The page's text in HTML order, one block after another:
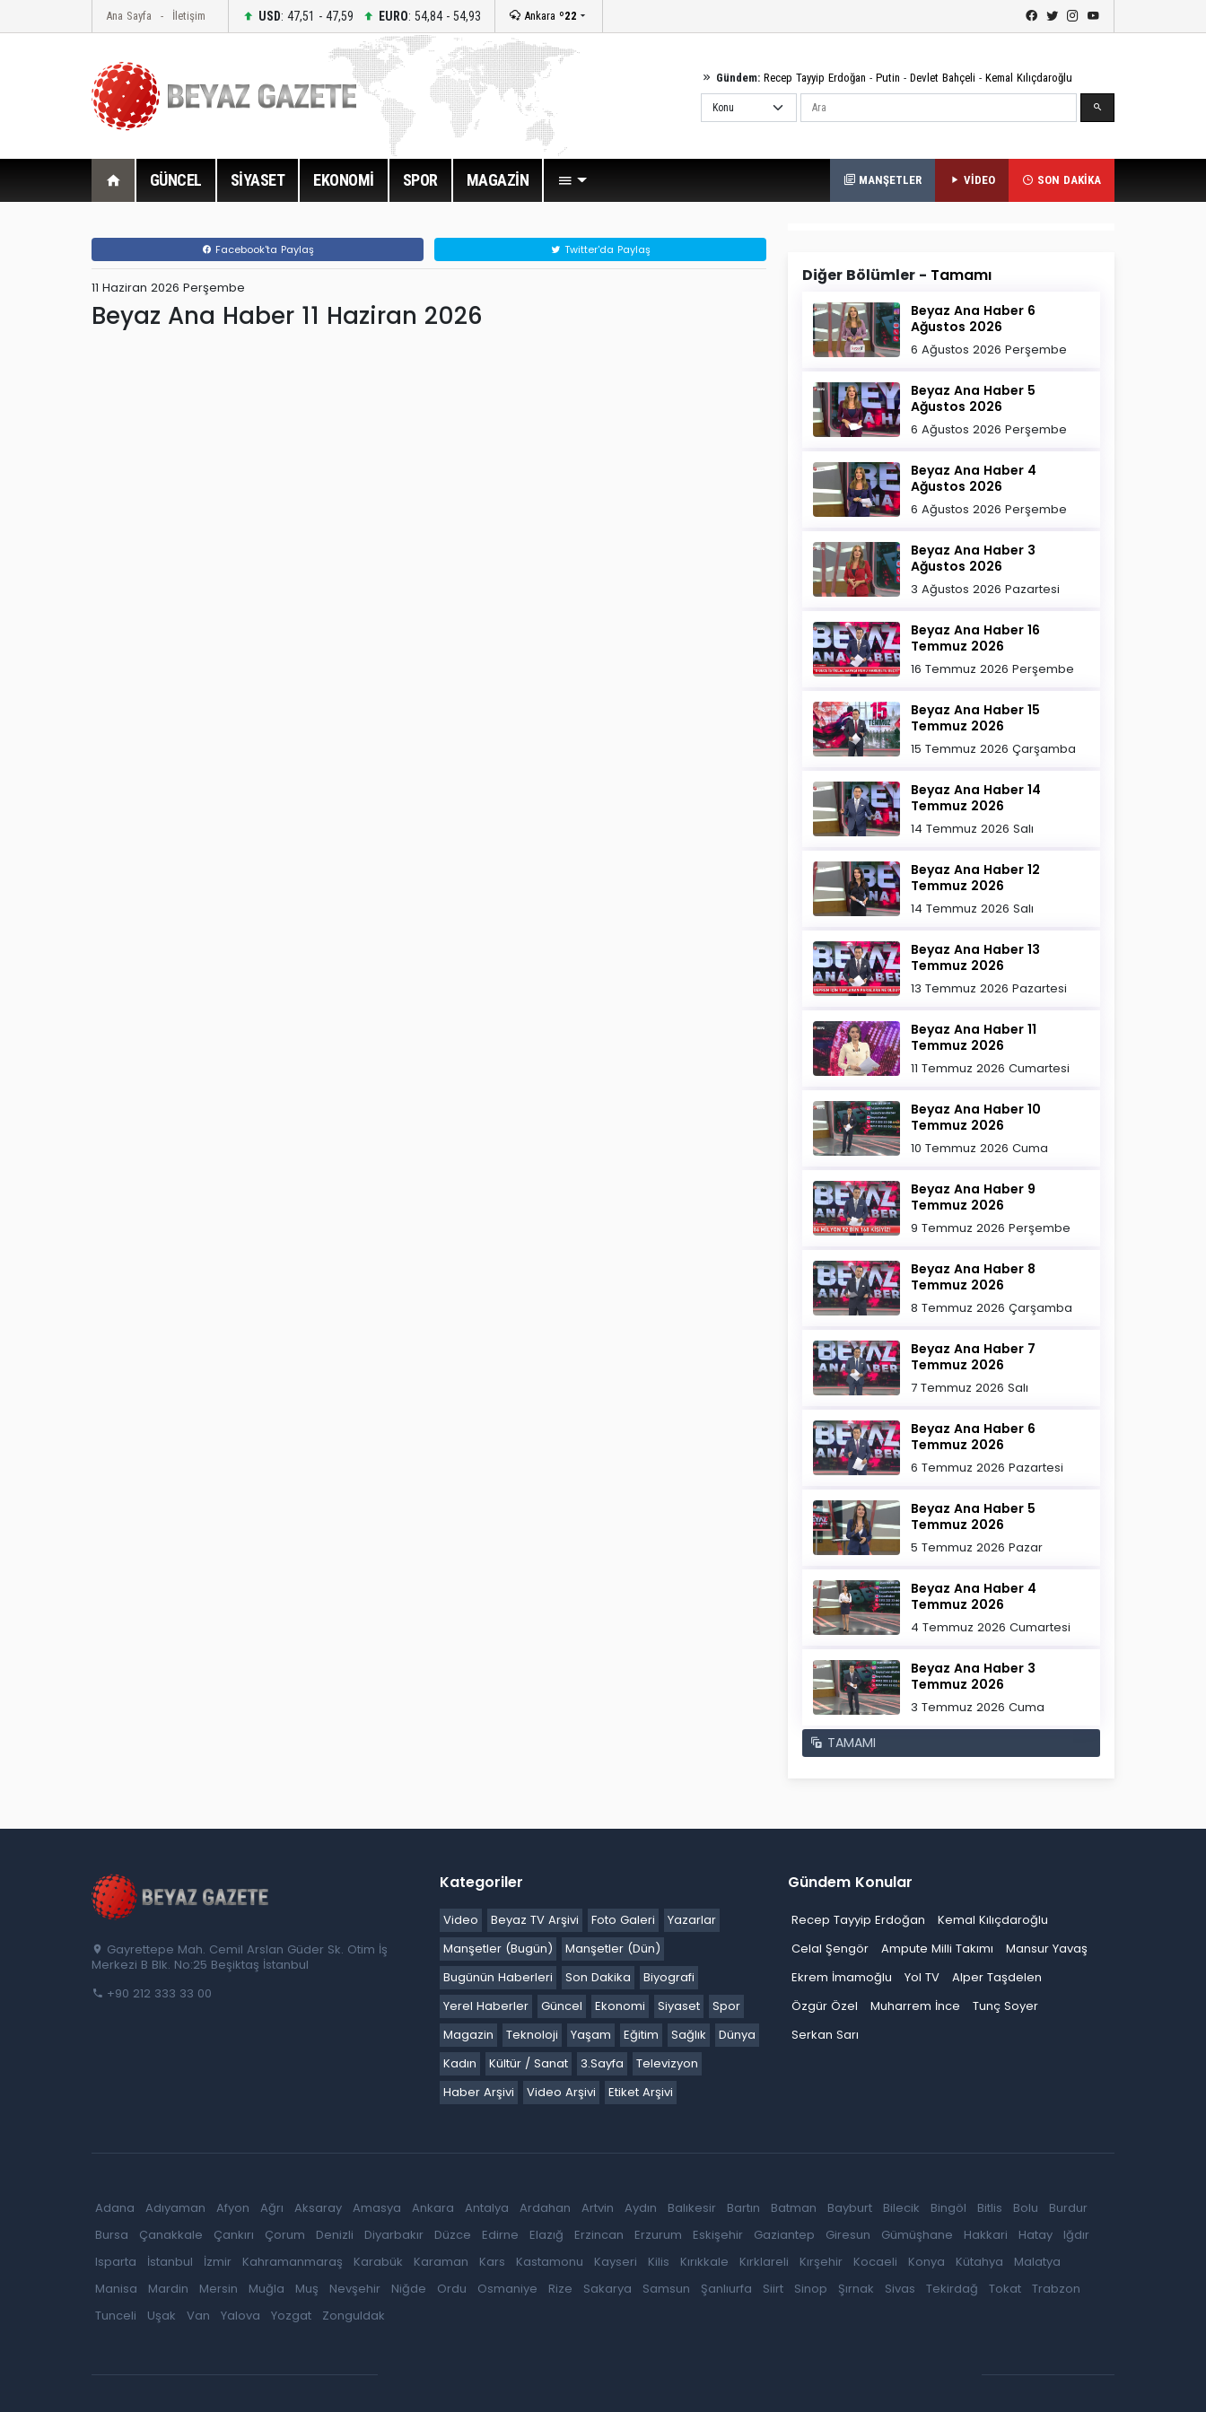
Ana Sayfa İletişim USD: 47,51 - 47,59 EURO: 54,84 - 54,93 Ankara º22
Gündem: Recep Tayyip Erdoğan - Putin - Devlet Bahçeli - Kemal Kılıçdaroğlu
Ara
GÜNCEL SİYASET EKONOMİ SPOR MAGAZİN MANŞETLER VİDEO SON DAKİKA
Facebook'ta Paylaş Twitter'da Paylaş
11 Haziran 2026 Perşembe
Beyaz Ana Haber 11 Haziran 2026
Diğer Bölümler - Tamamı
Beyaz Ana Haber 6
Ağustos 2026
6 Ağustos 2026 Perşembe
Beyaz Ana Haber 5
Ağustos 2026
6 Ağustos 2026 Perşembe
Beyaz Ana Haber 4
Ağustos 2026
6 Ağustos 2026 Perşembe
Beyaz Ana Haber 3
Ağustos 2026
3 Ağustos 2026 Pazartesi
Beyaz Ana Haber 16
Temmuz 2026
16 Temmuz 2026 Perşembe
Beyaz Ana Haber 15
Temmuz 2026
15 Temmuz 2026 Çarşamba
Beyaz Ana Haber 14
Temmuz 2026
14 Temmuz 2026 Salı
Beyaz Ana Haber 12
Temmuz 2026
14 Temmuz 2026 Salı
Beyaz Ana Haber 13
Temmuz 2026
13 Temmuz 2026 Pazartesi
Beyaz Ana Haber 11
Temmuz 2026
11 Temmuz 2026 Cumartesi
Beyaz Ana Haber 10
Temmuz 2026
10 Temmuz 2026 Cuma
Beyaz Ana Haber 9
Temmuz 2026
9 Temmuz 2026 Perşembe
Beyaz Ana Haber 8
Temmuz 2026
8 Temmuz 2026 Çarşamba
Beyaz Ana Haber 7
Temmuz 2026
7 Temmuz 2026 Salı
Beyaz Ana Haber 6
Temmuz 2026
6 Temmuz 2026 Pazartesi
Beyaz Ana Haber 5
Temmuz 2026
5 Temmuz 2026 Pazar
Beyaz Ana Haber 4
Temmuz 2026
4 Temmuz 2026 Cumartesi
Beyaz Ana Haber 3
Temmuz 2026
3 Temmuz 2026 Cuma
TAMAMI
Gayrettepe Mah. Cemil Arslan Güder Sk. Otim İş
Merkezi B Blk. No:25 Beşiktaş İstanbul
+90 212 333 33 00
Kategoriler
Video Beyaz TV Arşivi Foto Galeri
Yazarlar
Manşetler (Bugün)
Manşetler (Dün)
Bugünün Haberleri
Son Dakika
Biyografi
Yerel Haberler
Güncel Ekonomi Siyaset
Spor
Magazin
Teknoloji Yaşam Eğitim Sağlık
Dünya
Kadın
Kültür / Sanat 3.Sayfa
Televizyon
Haber Arşivi
Video Arşivi Etiket Arşivi
Gündem Konular
Recep Tayyip Erdoğan
Kemal Kılıçdaroğlu
Celal Şengör
Ampute Milli Takımı
Mansur Yavaş
Ekrem İmamoğlu
Yol TV
Alper Taşdelen
Özgür Özel
Muharrem İnce
Tunç Soyer
Serkan Sarı
Adana Adıyaman Afyon Ağrı Aksaray Amasya Ankara Antalya Ardahan Artvin Aydın Balıkesir Bartın Batman Bayburt Bilecik Bingöl Bitlis Bolu
Burdur
Bursa
Çanakkale Çankırı Çorum Denizli Diyarbakır Düzce Edirne Elazığ Erzincan Erzurum Eskişehir Gaziantep Giresun Gümüşhane Hakkari Hatay
Iğdır
Isparta
İstanbul İzmir Kahramanmaraş Karabük Karaman Kars Kastamonu Kayseri Kilis Kırıkkale Kırklareli Kırşehir Kocaeli Konya Kütahya
Malatya
Manisa
Mardin Mersin Muğla Muş Nevşehir Niğde Ordu Osmaniye Rize Sakarya Samsun Şanlıurfa Siirt Sinop Şırnak Sivas Tekirdağ Tokat
Trabzon
Tunceli
Uşak Van Yalova Yozgat Zonguldak